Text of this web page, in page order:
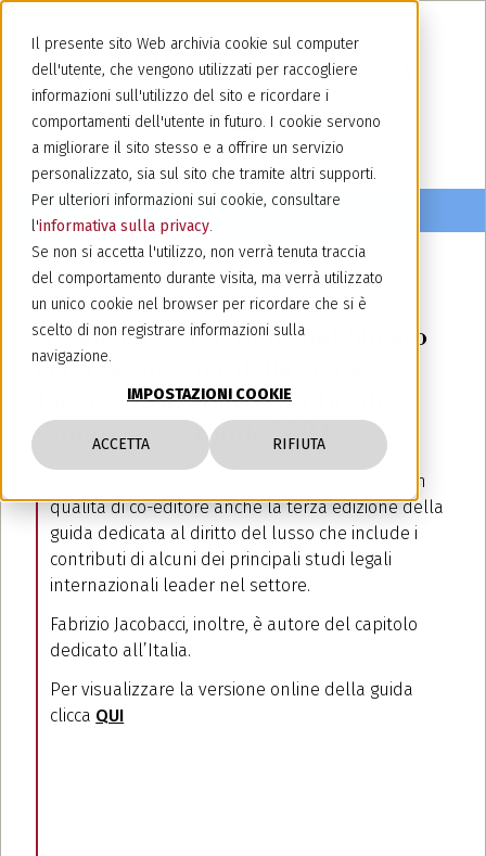
Il presente sito Web archivia cookie sul computer
dell'utente, che vengono utilizzati per raccogliere
informazioni sull'utilizzo del sito e ricordare i
comportamenti dell'utente in futuro. I cookie servono
a migliorare il sito stesso e a offrire un servizio
personalizzato, sia sul sito che tramite altri supporti.
Per ulteriori informazioni sui cookie, consultare
l'informativa sulla privacy.
Se non si accetta l'utilizzo, non verrà tenuta traccia
del comportamento durante visita, ma verrà utilizzato
un unico cookie nel browser per ricordare che si è
scelto di non registrare informazioni sulla
navigazione.
IMPOSTAZIONI COOKIE
ACCETTA RIFIUTA
Il Global Legal Post ha pubblicato
la terza edizione della guida
Luxury Law – Law Over Borders
Comparative Guide 2024
ha curato in
qualità di co-editore anche la terza edizione della
guida dedicata al diritto del lusso che include i
contributi di alcuni dei principali studi legali
internazionali leader nel settore.
Fabrizio Jacobacci, inoltre, è autore del capitolo
dedicato all’Italia.
Per visualizzare la versione online della guida
clicca QUI